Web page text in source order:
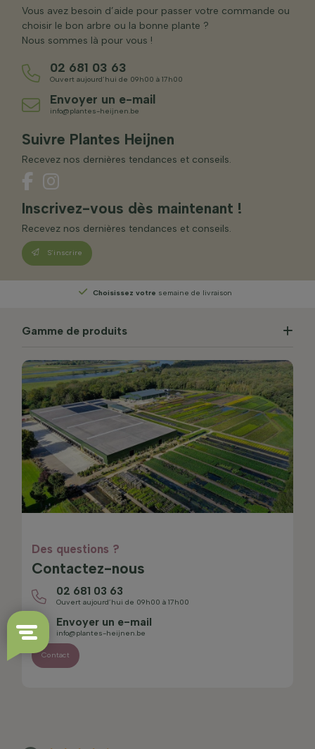
Vous avez besoin d’aide pour passer votre commande ou
choisir le bon arbre ou la bonne plante ?
Nous sommes là pour vous !
02 681 03 63
Ouvert aujourd’hui de 09h00 à 17h00
Envoyer un e-mail
info@plantes-heijnen.be
Suivre Plantes Heijnen
Recevez nos dernières tendances et conseils.
Inscrivez-vous dès maintenant !
Recevez nos dernières tendances et conseils.
S’inscrire
Choisissez votre semaine de livraison
Gamme de produits
Des questions ?
Contactez-nous
02 681 03 63
Ouvert aujourd’hui de 09h00 à 17h00
Envoyer un e-mail
info@plantes-heijnen.be
Contact